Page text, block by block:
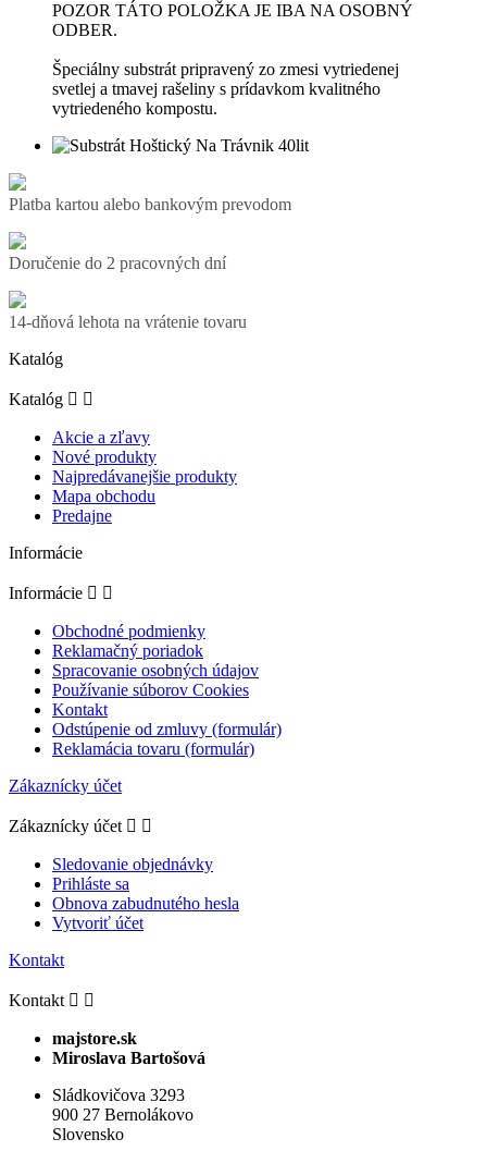
POZOR TÁTO POLOŽKA JE IBA NA OSOBNÝ
ODBER.
Špeciálny substrát pripravený zo zmesi vytriedenej
svetlej a tmavej rašeliny s prídavkom kvalitného
vytriedeného kompostu.
Platba kartou alebo bankovým prevodom
Doručenie do 2 pracovných dní
14-dňová lehota na vrátenie tovaru
Katalóg
Katalóg  
Akcie a zľavy
Nové produkty
Najpredávanejšie produkty
Mapa obchodu
Predajne
Informácie
Informácie  
Obchodné podmienky
Reklamačný poriadok
Spracovanie osobných údajov
Používanie súborov Cookies
Kontakt
Odstúpenie od zmluvy (formulár)
Reklamácia tovaru (formulár)
Zákaznícky účet
Zákaznícky účet  
Sledovanie objednávky
Prihláste sa
Obnova zabudnutého hesla
Vytvoriť účet
Kontakt
Kontakt  
majstore.sk
Miroslava Bartošová
Sládkovičova 3293
900 27 Bernolákovo
Slovensko